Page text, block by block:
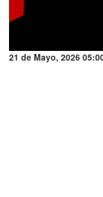
21 de Mayo, 2026